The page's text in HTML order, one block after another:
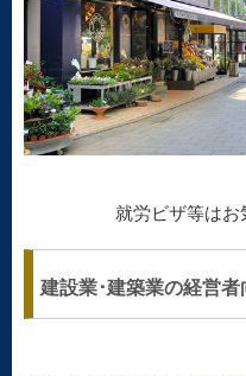
就労ビザ等はお
建設業･建築業の経営